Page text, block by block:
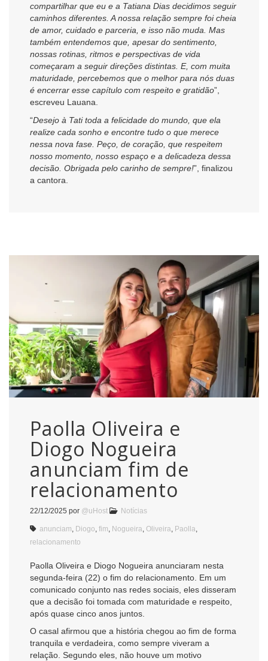
compartilhar que eu e a Tatiana Dias decidimos seguir
caminhos diferentes. A nossa relação sempre foi cheia
de amor, cuidado e parceria, e isso não muda. Mas
também entendemos que, apesar do sentimento,
nossas rotinas, ritmos e perspectivas de vida
começaram a seguir direções distintas. E, com muita
maturidade, percebemos que o melhor para nós duas
é encerrar esse capítulo com respeito e gratidão”,
escreveu Lauana.
“Desejo à Tati toda a felicidade do mundo, que ela
realize cada sonho e encontre tudo o que merece
nessa nova fase. Peço, de coração, que respeitem
nosso momento, nosso espaço e a delicadeza dessa
decisão. Obrigada pelo carinho de sempre!”, finalizou
a cantora.
Paolla Oliveira e
Diogo Nogueira
anunciam fim de
relacionamento
22/12/2025 por @uHost Notícias
anunciam Diogo fim Nogueira Oliveira Paolla
relacionamento
Paolla Oliveira e Diogo Nogueira anunciaram nesta
segunda-feira (22) o fim do relacionamento. Em um
comunicado conjunto nas redes sociais, eles disseram
que a decisão foi tomada com maturidade e respeito,
após quase cinco anos juntos.
O casal afirmou que a história chegou ao fim de forma
tranquila e verdadeira, como sempre viveram a
relação. Segundo eles, não houve um motivo